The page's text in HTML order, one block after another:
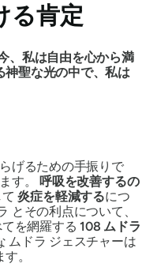
る肯定
、私は自由を心から満
神聖な光の中で、私は
げるための手振りで
す。呼吸を改善するの
て炎症を軽減するにつ
とその利点について、
を網羅する108 ムドラ
ムドラ ジェスチャーは
。